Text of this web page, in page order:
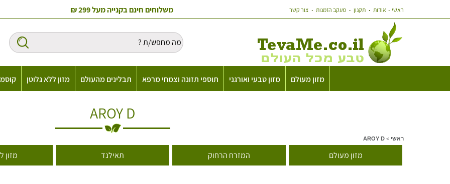
ראשי אודות תקנון מעקב הזמנות צור קשר משלוחים חינם בקנייה מעל 299 ₪
מזון מעולם מזון טבעי ואורגני תוספי תזונה וצמחי מרפא תבלינים מהעולם מזון ללא גלוטן
AROY D
ראשי >
AROY D
מזון מעולם המזרח הרחוק תאילנד מזון